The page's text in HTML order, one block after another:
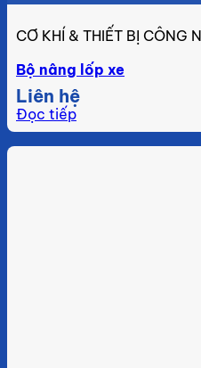
CƠ KHÍ & THIẾT BỊ CÔNG
Bộ nâng lốp xe
Liên hệ
Đọc tiếp